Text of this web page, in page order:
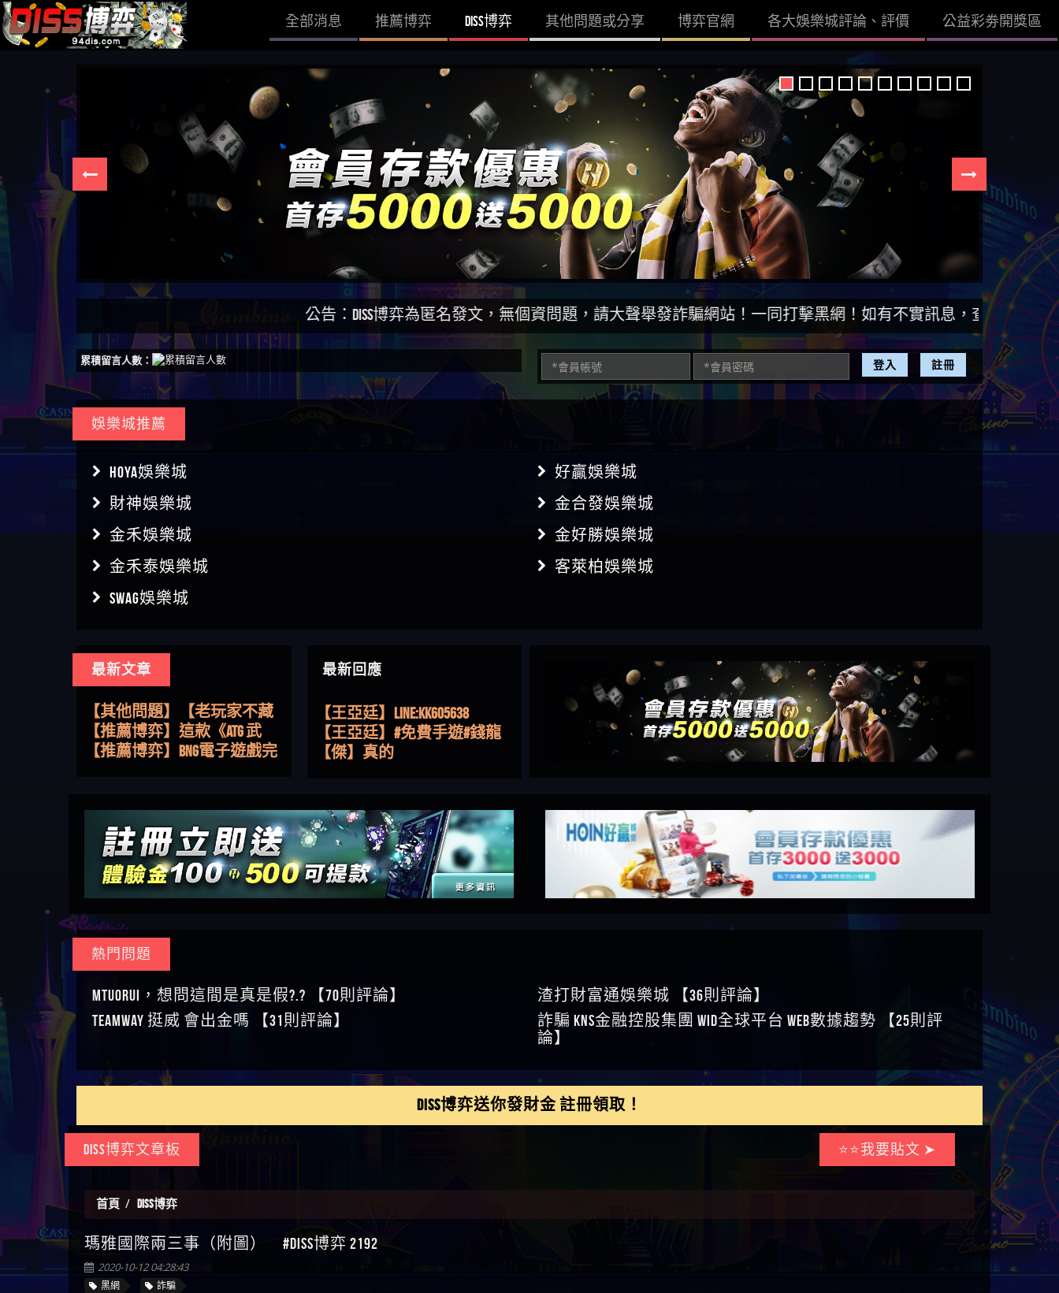
全部消息 推薦博弈 DISS博弈 其他問題或分享 博弈官網 各大娛樂城評論、評價 公益彩劵開獎區
公告：DISS博弈為匿名發文，無個資問題，請大聲舉發詐騙網站！一同打擊黑網！如有不實訊息，查證後立即刪除。【
累積留言人數： 登入 註冊
娛樂城推薦
HOYA娛樂城
好贏娛樂城
財神娛樂城
金合發娛樂城
金禾娛樂城
金好勝娛樂城
金禾泰娛樂城
客萊柏娛樂城
SWAG娛樂城
最新文章
【其他問題】用理性數據指
路，開啟你的高回報娛樂之
旅
【其他問題】【老玩家不藏
私】2025 線上老虎機這樣
挑！RTP、波動率和平台安全
【推薦博弈】這款《ATG 武
俠》老虎機真的猛！玩過才
【推薦博弈】BNG電子遊戲完
玩法攻略，輕鬆稱霸老虎
機！
資詐騙套路緊急追討賴
zg369」力智投資是不是詐騙
力智投資是真的嗎 力智投資
是詐騙嗎 南部老翁還在癡迷
力智投資高回報獲利 請不要
【其他問題】 【遇天盛商行
詐騙追回資金賴zg369】天盛
商行詐騙 天盛商行是不是詐
騙 天盛商行是真的嗎 天盛商
行是詐騙嗎 被天盛商行詐騙
【其他問題】 受害者援助賴
【zg369】退休老翁被大戶e點
靈詐騙痛不欲生 大戶e點靈是
真的嗎 大戶e點靈是不是詐騙
靈無法出金 （大戶e點靈）教
你如何規避詐騙陷阱
【其他問題】 弘記投資詐騙
持續收割國人中【免費討回
資金賴zg369】弘記投資是詐
記投資是真的嗎 被弘記投資
詐騙的錢怎麼辦 本文教你如
何拿回被騙資金
【其他問題】 被騙追回賴
【zg369】KnTop利用新型詐騙
KnTop是不是詐騙 KnTop是詐騙
嗎 【KnTop】KnTop無法出金 被
KnTop詐騙的錢一招拿回
【其他問題】機台運算專案
討回資金賴zg369】機台運算
專案是詐騙嗎 機台運算專案
是不是詐騙 機台運算專案是
真的嗎 被機台運算專案詐騙
的錢怎麼辦 本文教你如何拿
回被騙資金
續收割國人中【免費討回資
金賴zg369】Hoyabit是詐騙嗎
Hoyabit是不是詐騙 Hoyabit是真
的嗎 被HoyabitHoyabit詐騙的錢
怎麼辦 本文教你如何拿回被
騙資金
【其他問題】KS.M多元化行銷
詐騙持續收割國人中【免費
討回資金賴zg369】KS.M多元化
行銷是詐騙嗎 KS.M多元化行
銷是不是詐騙 KS.M多元化行
銷是真的嗎 被KS.M多元化行
如何拿回被騙資金
【其他問題】免費追回賴
「zg369」深度解析野原家
Family & Love如何詐騙 野原家
Family & Love是不是詐騙 野原家
Family & Love是真的嗎 野原家
通報野原家 Family & Love是詐騙
平台 請遠離
【其他問題】元盈橋詐騙持
續收割國人中【免費討回資
金賴zg369】元盈橋是詐騙嗎
元盈橋是不是詐騙 元盈橋是
麼辦 本文教你如何拿回被騙
資金
【其他問題】被騙追回賴
【zg369】M.L.Edge利用新型詐
騙手法欺詐群眾 M.L.Edge是真
M.L.Edge是詐騙嗎 【M.L.Edge】
M.L.Edge無法出金 被M.L.Edge詐
【其他問題】 Robinhood詐騙
持續收割國人中【免費討回
嗎 Robinhood是不是詐騙
Robinhood是真的嗎 被Robinhood
何拿回被騙資金
【其他問題】FLTO詐騙持續收
zg369】FLTO是詐騙嗎 FLTO是不
是詐騙 FLTO是真的嗎 被FLTO詐
拿回被騙資金
【zg369】八旬老翁被ALYWS詐
騙家破人亡 ALYWS是真的嗎
嗎 （ALYWS）無法出金 請小心
群組暗椿
【其他問題】 一招教你揭秘
新型詐騙手法 （受害者免費
是不是詐騙 當當是真的嗎 當
當是詐騙嗎 六旬老婦深信當
當高獲利回報被騙的家破人
【其他問題】用理性數據指
旅
私】2025 線上老虎機這樣
挑！RTP、波動率和平台安全
的全攻略！
【推薦博弈】這款《ATG 武
俠》老虎機真的猛！玩過才
知道什麼叫超過3萬種中獎方
【推薦博弈】BNG電子遊戲完
整攻略！熱門老虎機、集鴻
【其他問題】【2025】ATG試
玩法攻略，輕鬆稱霸老虎
機！
資詐騙套路緊急追討賴
zg369」力智投資是不是詐騙
力智投資是真的嗎 力智投資
是詐騙嗎 南部老翁還在癡迷
力智投資高回報獲利 請不要
【其他問題】 【遇天盛商行
詐騙追回資金賴zg369】天盛
商行詐騙 天盛商行是不是詐
騙 天盛商行是真的嗎 天盛商
行是詐騙嗎 被天盛商行詐騙
【其他問題】 受害者援助賴
【zg369】退休老翁被大戶e點
靈詐騙痛不欲生 大戶e點靈是
真的嗎 大戶e點靈是不是詐騙
【其他問題】 弘記投資詐騙
持續收割國人中【免費討回
資金賴zg369】弘記投資是詐
【其他問題】 被騙追回賴
【zg369】KnTop利用新型詐騙
【其他問題】機台運算專案
最新回應
【傑】推代理真的好相處
【盧鴻傑】請問一下100多萬
【王亞廷】#免費手遊#錢龍
皇ONLINE#http
【傑】真的
【蔡如軒】黑網一個呵呵
了黑網不要玩
【林伊依】爛死了拉贏錢直
接鎖帳號可以去吃屎
【陳靜茹】推薦小畢，我也
是小畢的會員～～
【黃家羭】推推
【AVA娛樂城】還會自己做假
對話來毀謗欸哈哈哈好厲
【陳順堪】黑網不出金
【asd】唬爛不出金黑網垃圾
平台
【蘇俊曄】所以會出金嗎現
在也是一樣的狀況
【侯依揚】廢物喔
【盧鴻傑】請問一下100多萬
會出金嗎，有誰可以回答
【王亞廷】LINE:kK605638
【王亞廷】#免費手遊#錢龍
皇ONLINE#http
【傑】真的
是小畢的會員～～
【黃家羭】推推
熱門問題
MTUORUi，想問這間是真是假?.? 【70則評論】
渣打財富通娛樂城 【36則評論】
TEAMWAY 挺威 會出金嗎 【31則評論】
詐騙 kns金融控股集團 WID全球平台 WEB數據趨勢 【25則評
論】
DISS博弈送你發財金 註冊領取！
Diss博弈文章板 ⭐⭐我要貼文 ➤
首頁 DISS博弈
瑪雅國際兩三事（附圖） #Diss博弈 2192
2020-10-12 04:28:43
黑網 詐騙